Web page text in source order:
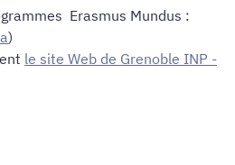
Erasmus Mundus :
)
le site Web de Grenoble INP -